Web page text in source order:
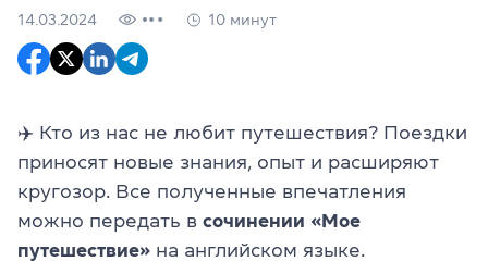
14.03.2024 10 минут
✈️ Кто из нас не любит путешествия? Поездки
приносят новые знания, опыт и расширяют
кругозор. Все полученные впечатления
можно передать в сочинении «Мое
путешествие» на английском языке.